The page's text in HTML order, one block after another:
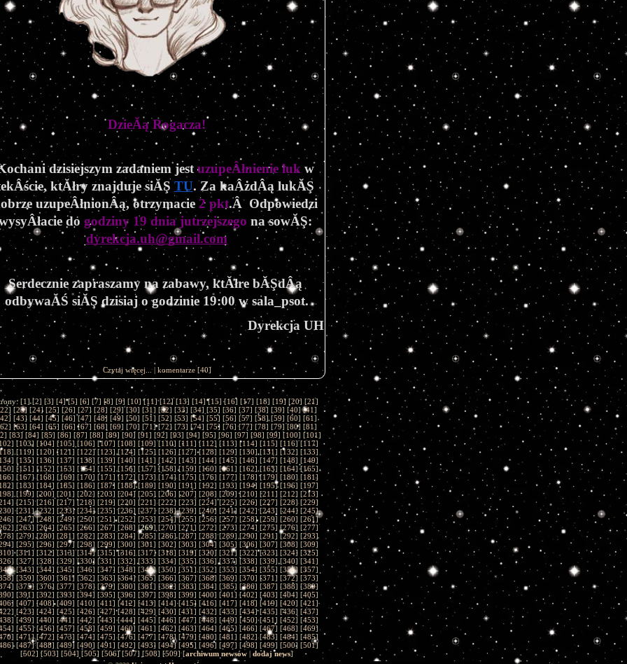
DzieĂą Rogacza!
dzisiejszym zadaniem jest uzupeÂłnienie luk w
ktĂłry znajduje siĂŞ TU. Za kaÂżdÂą lukĂŞ
uzupeÂłnionÂą, otrzymacie 2 pkt.Â  Odpowiedzi
do godziny 19 dnia jutrzejszego
dyrekcja.uh@gmail.com
Serdecznie zapraszamy na zabawy, ktĂłre bĂŞdÂą
odbywaĂŚ siĂŞ dzisiaj o godzinie 19:00 w sala_psot.
Dyrekcja UH
Czytaj więcej... | komentarze[40]
[1] [2] [3] [4] [5] [6] [7] [8] [9] [10] [11] [12] [13] [14] [15] [16] [17] [18] [19] [20] [21]
22] [23] [24] [25] [26] [27] [28] [29] [30] [31] [32] [33] [34] [35] [36] [37] [38] [39] [40] [41]
42] [43] [44] [45] [46] [47] [48] [49] [50] [51] [52] [53] [54] [55] [56] [57] [58] [59] [60] [61]
62] [63] [64] [65] [66] [67] [68] [69] [70] [71] [72] [73] [74] [75] [76] [77] [78] [79] [80] [81]
] [83] [84] [85] [86] [87] [88] [89] [90] [91] [92] [93] [94] [95] [96] [97] [98] [99] [100] [101]
] [103] [104] [105] [106] [107] [108] [109] [110] [111] [112] [113] [114] [115] [116] [117]
] [119] [120] [121] [122] [123] [124] [125] [126] [127] [128] [129] [130] [131] [132] [133]
] [135] [136] [137] [138] [139] [140] [141] [142] [143] [144] [145] [146] [147] [148] [149]
] [151] [152] [153] [154] [155] [156] [157] [158] [159] [160] [161] [162] [163] [164] [165]
] [167] [168] [169] [170] [171] [172] [173] [174] [175] [176] [177] [178] [179] [180] [181]
] [183] [184] [185] [186] [187] [188] [189] [190] [191] [192] [193] [194] [195] [196] [197]
] [199] [200] [201] [202] [203] [204] [205] [206] [207] [208] [209] [210] [211] [212] [213]
] [215] [216] [217] [218] [219] [220] [221] [222] [223] [224] [225] [226] [227] [228] [229]
] [231] [232] [233] [234] [235] [236] [237] [238] [239] [240] [241] [242] [243] [244] [245]
] [247] [248] [249] [250] [251] [252] [253] [254] [255] [256] [257] [258] [259] [260] [261]
] [263] [264] [265] [266] [267] [268] [269] [270] [271] [272] [273] [274] [275] [276] [277]
] [279] [280] [281] [282] [283] [284] [285] [286] [287] [288] [289] [290] [291] [292] [293]
] [295] [296] [297] [298] [299] [300] [301] [302] [303] [304] [305] [306] [307] [308] [309]
] [311] [312] [313] [314] [315] [316] [317] [318] [319] [320] [321] [322] [323] [324] [325]
] [327] [328] [329] [330] [331] [332] [333] [334] [335] [336] [337] [338] [339] [340] [341]
] [343] [344] [345] [346] [347] [348] [349] [350] [351] [352] [353] [354] [355] [356] [357]
] [359] [360] [361] [362] [363] [364] [365] [366] [367] [368] [369] [370] [371] [372] [373]
] [375] [376] [377] [378] [379] [380] [381] [382] [383] [384] [385] [386] [387] [388] [389]
] [391] [392] [393] [394] [395] [396] [397] [398] [399] [400] [401] [402] [403] [404] [405]
] [407] [408] [409] [410] [411] [412] [413] [414] [415] [416] [417] [418] [419] [420] [421]
] [423] [424] [425] [426] [427] [428] [429] [430] [431] [432] [433] [434] [435] [436] [437]
] [439] [440] [441] [442] [443] [444] [445] [446] [447] [448] [449] [450] [451] [452] [453]
] [455] [456] [457] [458] [459] [460] [461] [462] [463] [464] [465] [466] [467] [468] [469]
] [471] [472] [473] [474] [475] [476] [477] [478] [479] [480] [481] [482] [483] [484] [485]
] [487] [488] [489] [490] [491] [492] [493] [494] [495] [496] [497] [498] [499] [500] [501]
[502] [503] [504] [505] [506] [507] [508] [509] [archiwum newsów | dodaj news]